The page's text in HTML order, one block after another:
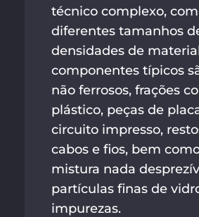
técnico complexo, com
diferentes tamanhos
densidades de
componentes típicos
não ferrosos, frações
plástico, peças de
circuito impresso,
cabos e fios, bem
mistura nada
partículas finas de
impurezas.